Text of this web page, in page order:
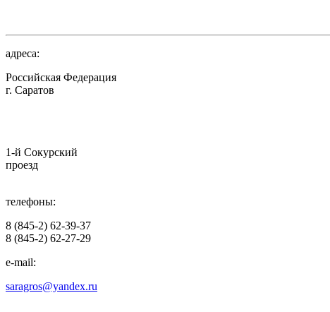
адреса:
Российская Федерация
г. Саратов
1-й Сокурский
проезд
телефоны:
8 (845-2) 62-39-37
8 (845-2) 62-27-29
e-mail:
saragros@yandex.ru